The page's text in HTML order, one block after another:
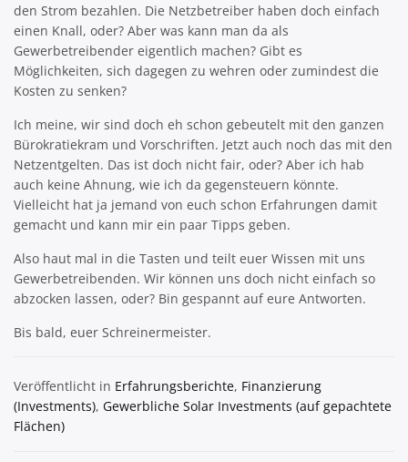
den Strom bezahlen. Die Netzbetreiber haben doch einfach
einen Knall, oder? Aber was kann man da als
Gewerbetreibender eigentlich machen? Gibt es
Möglichkeiten, sich dagegen zu wehren oder zumindest die
Kosten zu senken?
Ich meine, wir sind doch eh schon gebeutelt mit den ganzen
Bürokratiekram und Vorschriften. Jetzt auch noch das mit den
Netzentgelten. Das ist doch nicht fair, oder? Aber ich hab
auch keine Ahnung, wie ich da gegensteuern könnte.
Vielleicht hat ja jemand von euch schon Erfahrungen damit
gemacht und kann mir ein paar Tipps geben.
Also haut mal in die Tasten und teilt euer Wissen mit uns
Gewerbetreibenden. Wir können uns doch nicht einfach so
abzocken lassen, oder? Bin gespannt auf eure Antworten.
Bis bald, euer Schreinermeister.
Veröffentlicht in Erfahrungsberichte, Finanzierung
(Investments), Gewerbliche Solar Investments (auf gepachtete
Flächen)